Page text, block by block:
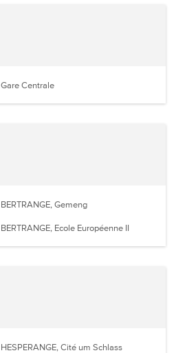
Gare Centrale
BERTRANGE, Gemeng
BERTRANGE, Ecole Européenne II
HESPERANGE, Cité um Schlass